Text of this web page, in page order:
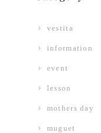
vestita
information
event
lesson
mothers day
muguet